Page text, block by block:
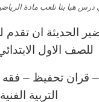
هيا بنا نلعب مادة
الحديثة ان تقدم
للصف الاول
تحفيظ – فقه –
التربية